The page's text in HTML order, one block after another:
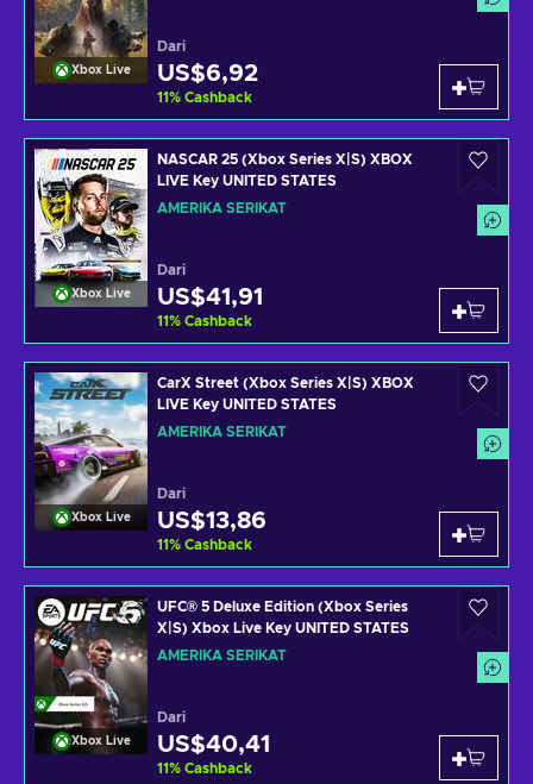
Xbox Live
Dari
US$6,92
11% Cashback
Xbox Live
NASCAR 25 (Xbox Series X|S) XBOX
LIVE Key UNITED STATES
AMERIKA SERIKAT
Dari
US$41,91
11% Cashback
Xbox Live
CarX Street (Xbox Series X|S) XBOX
LIVE Key UNITED STATES
AMERIKA SERIKAT
Dari
US$13,86
11% Cashback
Xbox Live
UFC® 5 Deluxe Edition (Xbox Series
X|S) Xbox Live Key UNITED STATES
AMERIKA SERIKAT
Dari
US$40,41
11% Cashback